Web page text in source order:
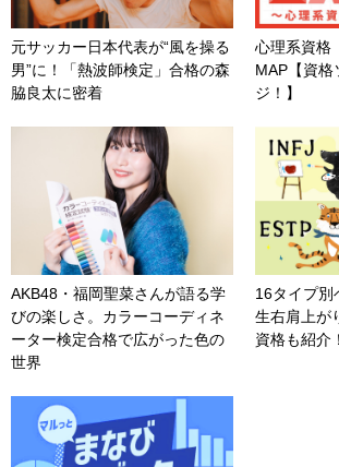
元サッカー日本代表が“風を操る
男”に！「熱波師検定」合格の森
脇良太に密着
心理系資格
MAP【資格
ジ！】
AKB48・福岡聖菜さんが語る学
びの楽しさ。カラーコーディネ
ーター検定合格で広がった色の
世界
16タイプ別
生右肩上が
資格も紹介！